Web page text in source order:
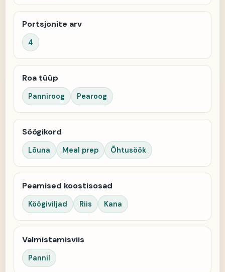
Portsjonite arv
4
Roa tüüp
Panniroog Pearoog
Söögikord
Lõuna Meal prep Õhtusöök
Peamised koostisosad
Köögiviljad Riis Kana
Valmistamisviis
Pannil